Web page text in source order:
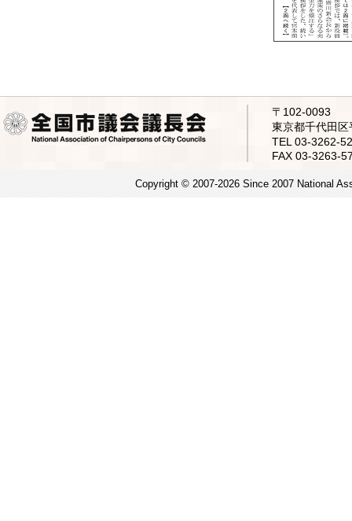
〒102-0093
東京都千代田
TEL 03-3262-
FAX 03-3263-
Copyright © 2007-2026 Since 2007 National